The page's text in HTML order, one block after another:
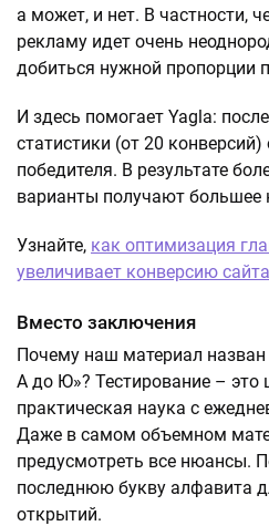
а может, и нет. В частности,
рекламу идет очень
добиться нужной пропорции
И здесь помогает Yagla:
статистики (от 20 конверсий)
победителя. В результате
варианты получают большее
Узнайте, как оптимизация
увеличивает конверсию сайта
Вместо заключения
Почему наш материал назван
А до Ю»? Тестирование – это
практическая наука с
Даже в самом объемном
предусмотреть все нюансы.
последнюю букву алфавита
открытий.